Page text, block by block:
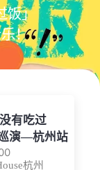
饭」
！
有吃过
演—杭州站
杭州